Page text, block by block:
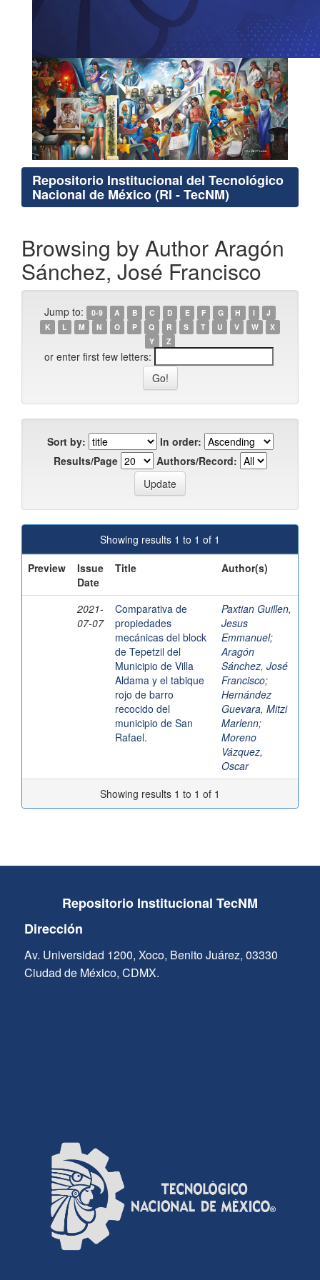
Repositorio Institucional del Tecnológico
Nacional de México (RI - TecNM)
Browsing by Author Aragón
Sánchez, José Francisco
Jump to: 0-9 A B C D E F G H I
J
K
L M N O P Q R S T U V W
X
Y
Z
or enter first few letters:
Sort by:
In order:
Results/Page
Authors/Record:
Showing results 1 to 1 of 1
Preview
Issue
Date
Title Author(s)
2021-
07-07
Comparativa de
propiedades
mecánicas del block
de Tepetzil del
Municipio de Villa
Aldama y el tabique
rojo de barro
recocido del
municipio de San
Rafael.
Paxtian Guillen,
Jesus
Emmanuel;
Aragón
Sánchez, José
Francisco;
Hernández
Guevara, Mitzi
Marlenn;
Moreno
Vázquez,
Oscar
Showing results 1 to 1 of 1
Repositorio Institucional TecNM
Dirección
Av. Universidad 1200, Xoco, Benito Juárez, 03330
Ciudad de México, CDMX.